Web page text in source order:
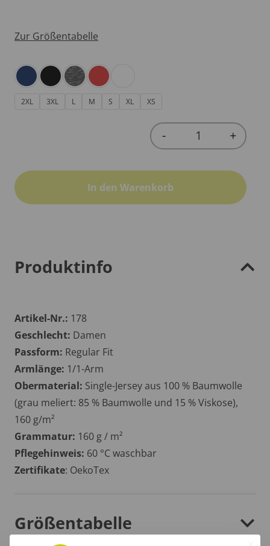
Zur Größentabelle
2XL 3XL L M S XL XS
Quantity
- +
In den Warenkorb
Produktinfo
Artikel-Nr.: 178
Geschlecht: Damen
Passform: Regular Fit
Armlänge: 1/1-Arm
Obermaterial: Single-Jersey aus 100 % Baumwolle
(grau meliert: 85 % Baumwolle und 15 % Viskose),
160 g/m²
Grammatur: 160 g / m²
Pflegehinweis: 60 °C waschbar
Zertifikate: OekoTex
Größentabelle